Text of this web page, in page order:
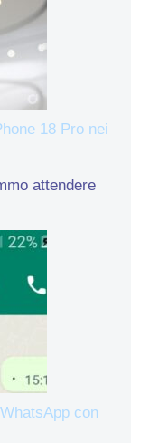
18 Pro nei
attendere
con